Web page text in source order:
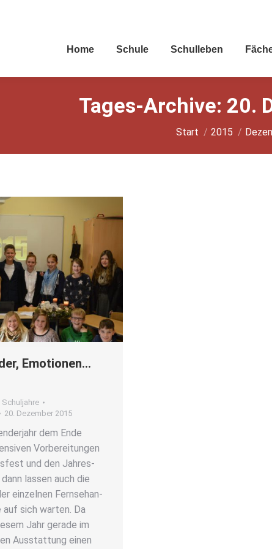
Home Schu­le Schul­le­ben
Tages-Archive: 20.
Sie befinden sich hier:
Start 2015
Emo­tio­nen…
Schuljahre
20. Dezember 2015
dem Ende
Vor­be­rei­tun­gen
und den Jah­res­
las­sen auch die
ein­zel­nen Fern­seh­an­
sich war­ten. Da
Jahr gera­de im
Aus­stat­tung einen